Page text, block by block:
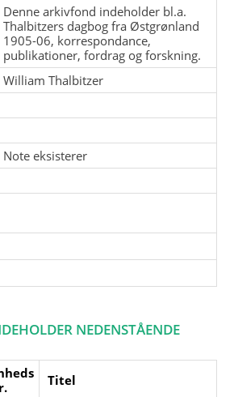
Denne arkivfond indeholder bl.a.
Thalbitzers dagbog fra Østgrønland
1905-06, korrespondance,
publikationer, fordrag og forskning.
William Thalbitzer
Note eksisterer
NEDENSTÅENDE
Titel